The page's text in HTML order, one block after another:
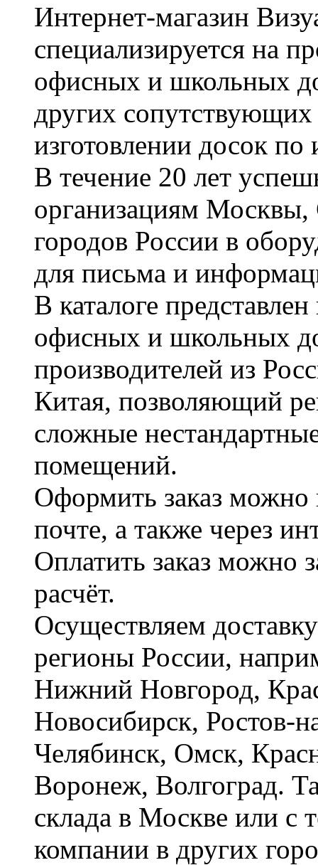
Интернет-магазин
специализируется на
офисных и школьных
других сопутствующих
изготовлении досок по
В течение 20 лет
организациям Москвы,
городов России в
для письма и
В каталоге
офисных и школьных
производителей из
Китая, позволяющий
сложные
помещений.
Оформить заказ можно
почте, а также через
Оплатить заказ можно
расчёт.
Осуществляем
регионы России,
Нижний Новгород,
Новосибирск, Ростов-
Челябинск, Омск,
Воронеж, Волгоград.
склада в Москве или с
компании в других